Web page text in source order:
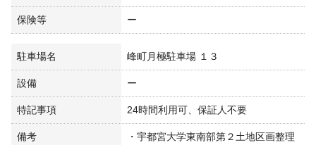
保険等 ー
駐車場名 峰町月極駐車場 １３
設備 ー
特記事項 24時間利用可、保証人不要
備考
・宇都宮大学東南部第２土地区画整理